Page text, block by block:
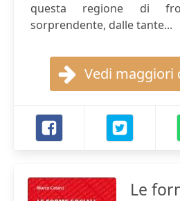
questa regione di
sorprendente, dalle tante...
Vedi maggiori
Le